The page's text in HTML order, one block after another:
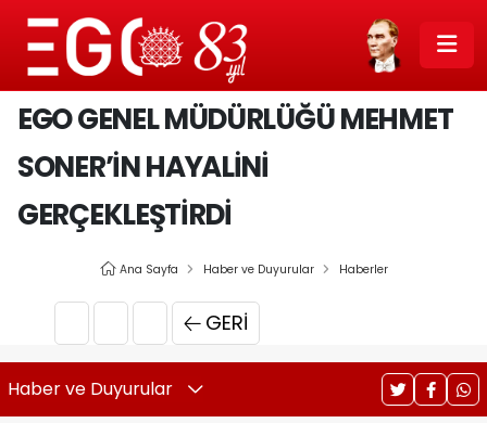
EGO GENEL MÜDÜRLÜĞÜ MEHMET
SONER’İN HAYALİNİ
GERÇEKLEŞTİRDİ
Ana Sayfa Haber ve Duyurular Haberler
GERI
Haber ve Duyurular